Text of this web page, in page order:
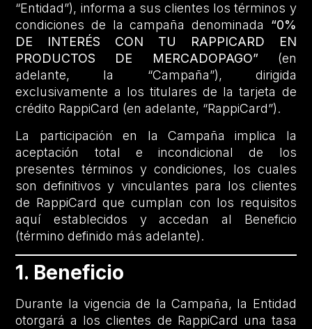
“Entidad”), informa a sus clientes los términos y
condiciones de la campaña denominada “0%
DE INTERÉS CON TU RAPPICARD EN
PRODUCTOS DE MERCADOPAGO” (en
adelante, la “Campaña”), dirigida
exclusivamente a los titulares de la tarjeta de
crédito RappiCard (en adelante, “RappiCard”).
La participación en la Campaña implica la
aceptación total e incondicional de los
presentes términos y condiciones, los cuales
son definitivos y vinculantes para los clientes
de RappiCard que cumplan con los requisitos
aquí establecidos y accedan al Beneficio
(término definido más adelante).
1. Beneficio
Durante la vigencia de la Campaña, la Entidad
otorgará a los clientes de RappiCard una tasa